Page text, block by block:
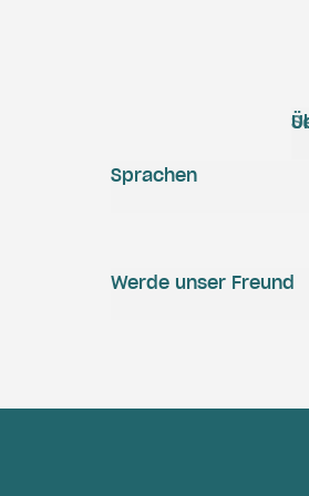
Werde unser Freund
Sprachen